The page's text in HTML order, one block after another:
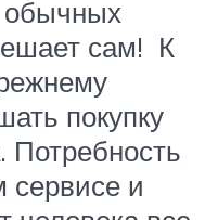
обычных
сам! К
покупку
Потребность
сервисе и